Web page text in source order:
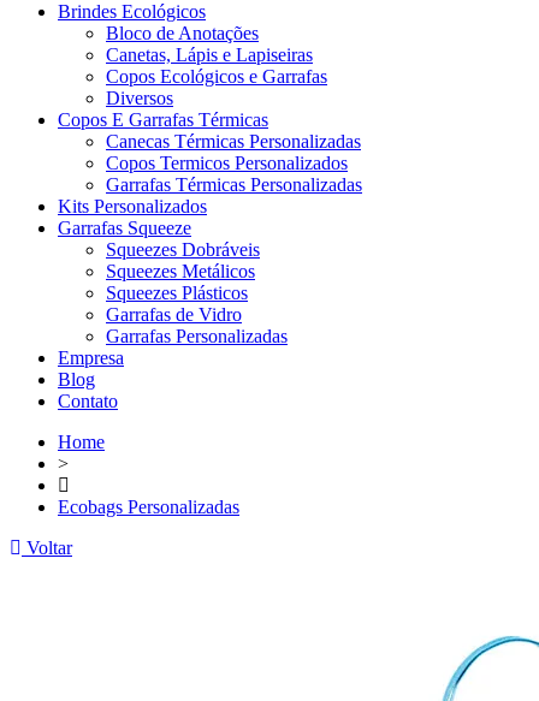
Brindes Ecológicos
Bloco de Anotações
Canetas, Lápis e Lapiseiras
Copos Ecológicos e Garrafas
Diversos
Copos E Garrafas Térmicas
Canecas Térmicas Personalizadas
Copos Termicos Personalizados
Garrafas Térmicas Personalizadas
Kits Personalizados
Garrafas Squeeze
Squeezes Dobráveis
Squeezes Metálicos
Squeezes Plásticos
Garrafas de Vidro
Garrafas Personalizadas
Empresa
Blog
Contato
Home
>
Ecobags Personalizadas
Voltar